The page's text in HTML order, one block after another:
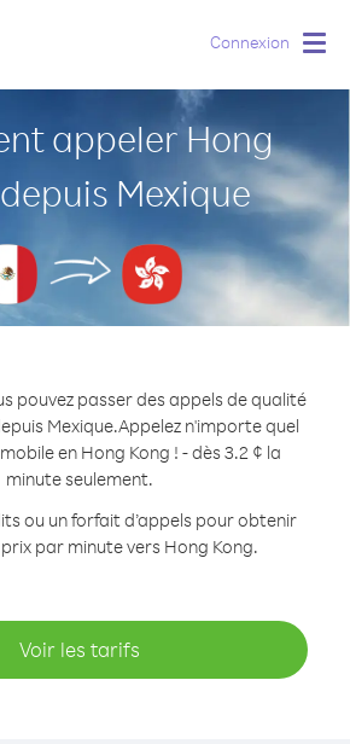
Connexion
appeler Hong
Mexique
pouvez passer des appels de qualité
Mexique.Appelez n'importe quel
en Hong Kong ! - dès 3.2 ¢ la
minute seulement.
ou un forfait d’appels pour obtenir
par minute vers Hong Kong.
Voir les tarifs